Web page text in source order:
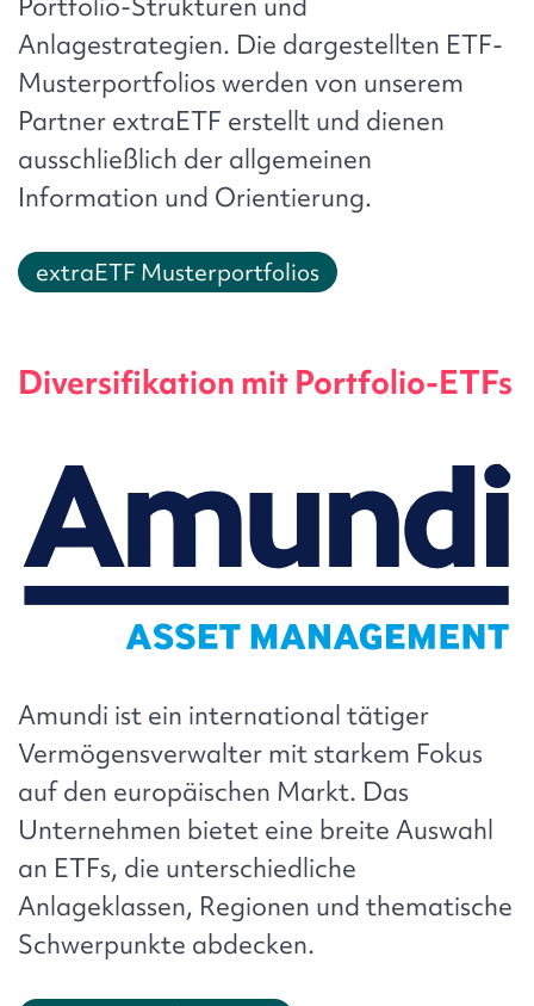
Anlagestrategien. Die dargestellten ETF-
Musterportfolios werden von unserem
Partner extraETF erstellt und dienen
ausschließlich der allgemeinen
Information und Orientierung.
extraETF Musterportfolios
Diversifikation mit Portfolio-ETFs
Amundi ist ein international tätiger
Vermögensverwalter mit starkem Fokus
auf den europäischen Markt. Das
Unternehmen bietet eine breite Auswahl
an ETFs, die unterschiedliche
Anlageklassen, Regionen und thematische
Schwerpunkte abdecken.